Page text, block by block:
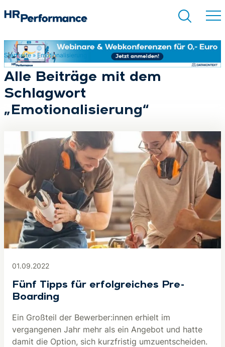
Suchen
Startseite» Emotionalisierung
Alle Beiträge mit dem
Schlagwort
„Emotionalisierung“
01.09.2022
Fünf Tipps für erfolgreiches Pre-
Boarding
Ein Großteil der Bewerber:innen erhielt im
vergangenen Jahr mehr als ein Angebot und hatte
damit die Option, sich kurzfristig umzuentscheiden.